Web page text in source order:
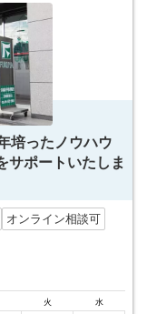
培ったノウハウ
サポートいたしま
オンライン相談可
火 水